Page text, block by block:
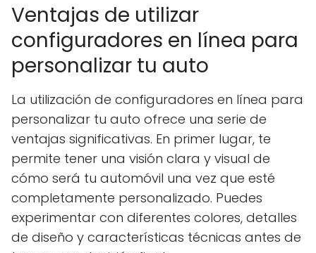
Ventajas de utilizar
configuradores en línea para
personalizar tu auto
La utilización de configuradores en línea para
personalizar tu auto ofrece una serie de
ventajas significativas. En primer lugar, te
permite tener una visión clara y visual de
cómo será tu automóvil una vez que esté
completamente personalizado. Puedes
experimentar con diferentes colores, detalles
de diseño y características técnicas antes de